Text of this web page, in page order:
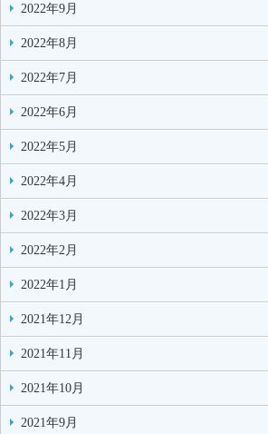
2022年9月
2022年8月
2022年7月
2022年6月
2022年5月
2022年4月
2022年3月
2022年2月
2022年1月
2021年12月
2021年11月
2021年10月
2021年9月